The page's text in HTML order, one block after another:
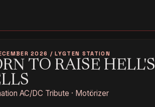
2026 / LYGTEN STATION
TO RAISE HELL'S
AC/DC Tribute · Motörizer